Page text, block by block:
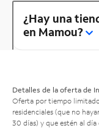
¿Hay una
en Mamou?
Detalles de la oferta de
Oferta por tiempo
residenciales (que no
30 días) y que estén al